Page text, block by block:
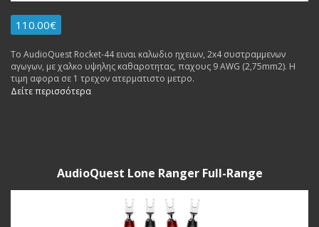
110.00€
To AudioQuest Rocket-44 ειναι καλωδιο ηχειων, 2x4 συστραμμενων
αγωγων, με χαλκο υψηλης καθαροτητας, παχους 9 AWG (2,75mm2). Η
τιμη αφορα σε 1 τρεχον ατερματιστο μετρο.
Δείτε περισσότερα
AudioQuest Lone Ranger Full-Range